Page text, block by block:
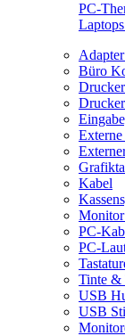
PC-
Büro
Kabel
PC-
PC-
Tinte &
USB
USB